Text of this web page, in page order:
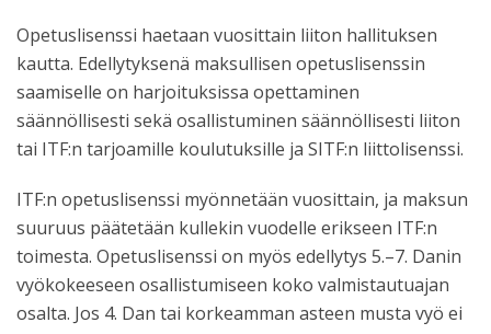
Opetuslisenssi haetaan vuosittain liiton hallituksen
kautta. Edellytyksenä maksullisen opetuslisenssin
saamiselle on harjoituksissa opettaminen
säännöllisesti sekä osallistuminen säännöllisesti liiton
tai ITF:n tarjoamille koulutuksille ja SITF:n liittolisenssi.
ITF:n opetuslisenssi myönnetään vuosittain, ja maksun
suuruus päätetään kullekin vuodelle erikseen ITF:n
toimesta. Opetuslisenssi on myös edellytys 5.–7. Danin
vyökokeeseen osallistumiseen koko valmistautuajan
osalta. Jos 4. Dan tai korkeamman asteen musta vyö ei